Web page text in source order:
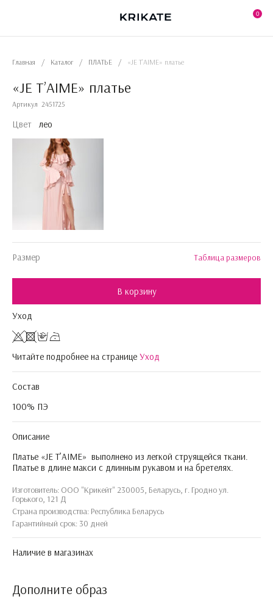
content
0
Главная / Каталог / ПЛАТЬЕ / «JE T’AIME» платье
«JE T’AIME» платье
Артикул 2451725
Цвет лео
Размер Таблица размеров
В корзину
Уход
Читайте подробнее на странице Уход
Состав
100% ПЭ
Описание
Платье «JE T’AIME» выполнено из легкой струящейся ткани.
Платье в длине макси с длинным рукавом и на бретелях.
Изготовитель: ООО "Крикейт" 230005, Беларусь, г. Гродно ул.
Горького, 121 Д
Страна производства: Республика Беларусь
Гарантийный срок: 30 дней
Наличие в магазинах
Дополните образ